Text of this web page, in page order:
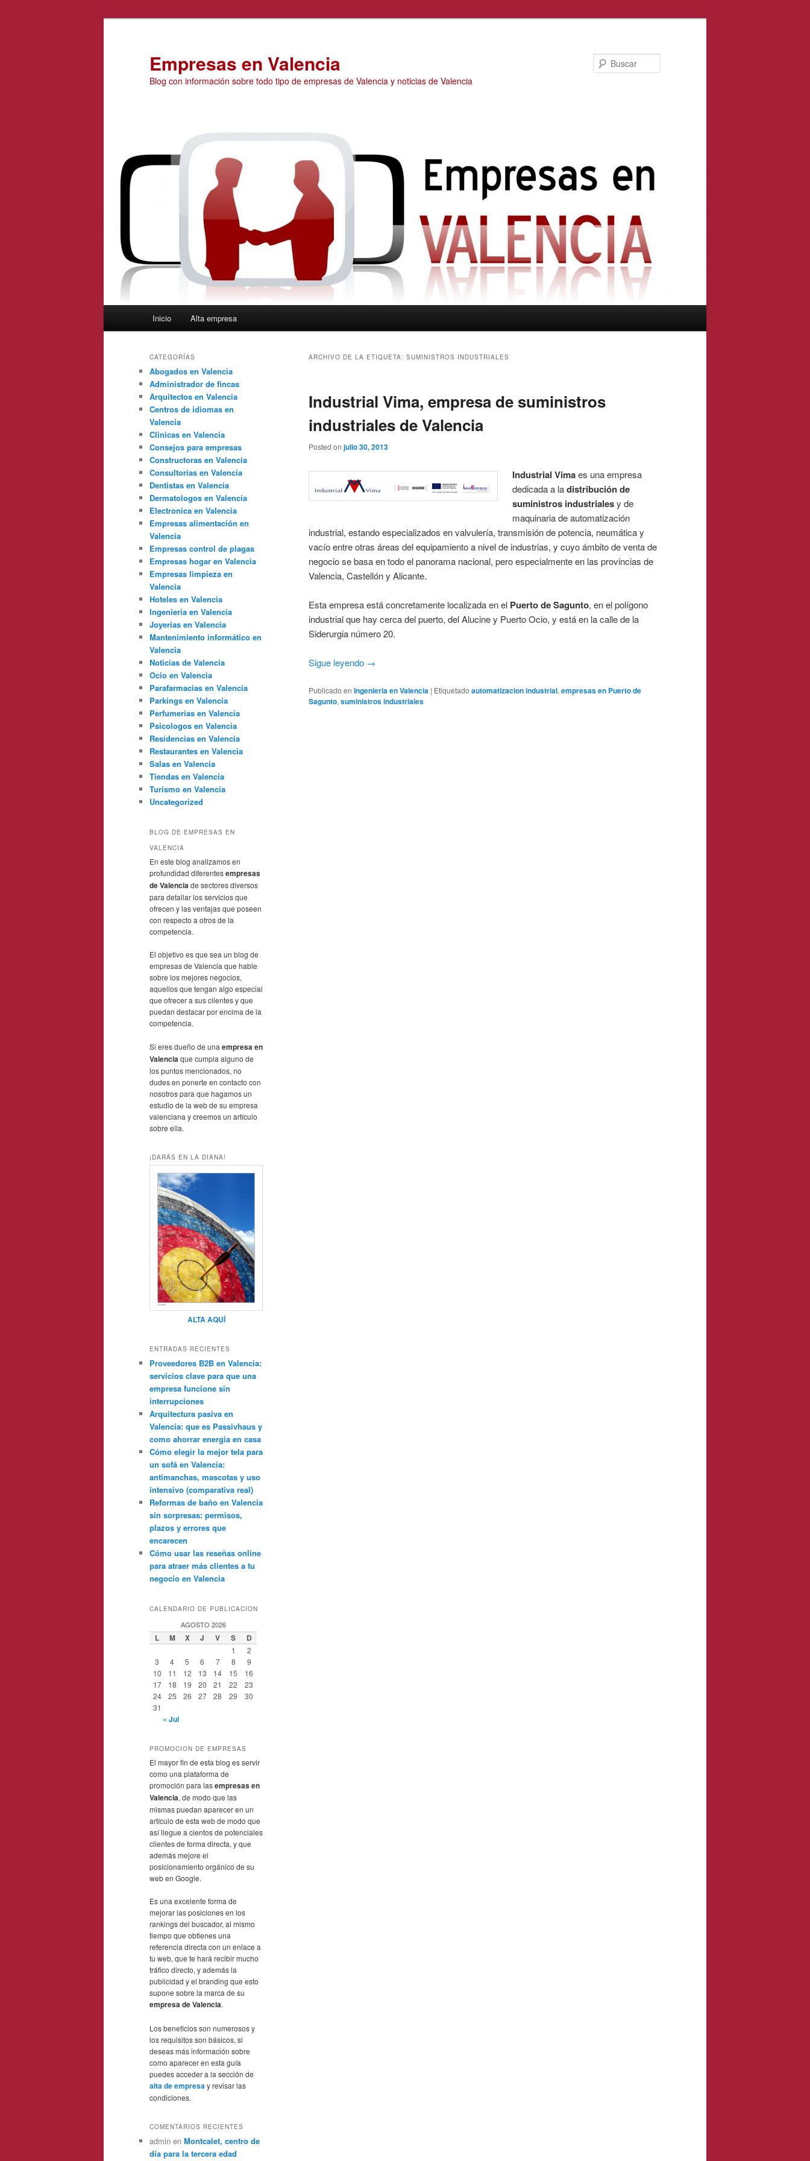
Empresas en Valencia
Blog con información sobre todo tipo de empresas de Valencia y noticias de Valencia
Inicio Alta empresa
ARCHIVO DE LA ETIQUETA: SUMINISTROS INDUSTRIALES
Industrial Vima, empresa de suministros
industriales de Valencia
Posted on julio 30, 2013
Industrial Vimaes una empresa
dedicada a ladistribución de
suministros industrialesy de
maquinaria de automatización
industrial, estando especializados en valvulería, transmisión de potencia, neumática y
vacío entre otras áreas del equipamiento a nivel de industrias, y cuyo ámbito de venta de
negocio se basa en todo el panorama nacional, pero especialmente en las provincias de
Valencia, Castellón y Alicante.
Esta empresa está concretamente localizada en el Puerto de Sagunto, en el polígono
industrial que hay cerca del puerto, del Alucine y Puerto Ocio, y está en la calle de la
Siderurgia número 20.
Sigue leyendo →
Publicado en Ingenieria en Valencia | Etiquetado automatizacion industrial, empresas en Puerto de
Sagunto, suministros industriales
CATEGORÍAS
Abogados en Valencia
Administrador de fincas
Arquitectos en Valencia
Centros de idiomas en
Valencia
Clinicas en Valencia
Consejos para empresas
Constructoras en Valencia
Consultorias en Valencia
Dentistas en Valencia
Dermatologos en Valencia
Electronica en Valencia
Empresas alimentación en
Valencia
Empresas control de plagas
Empresas hogar en Valencia
Empresas limpieza en
Valencia
Hoteles en Valencia
Ingenieria en Valencia
Joyerias en Valencia
Mantenimiento informático en
Valencia
Noticias de Valencia
Ocio en Valencia
Parafarmacias en Valencia
Parkings en Valencia
Perfumerias en Valencia
Psicologos en Valencia
Residencias en Valencia
Restaurantes en Valencia
Salas en Valencia
Tiendas en Valencia
Turismo en Valencia
Uncategorized
BLOG DE EMPRESAS EN
VALENCIA
En este blog analizamos en
profundidad diferentesempresas
de Valenciade sectores diversos
para detallar los servicios que
ofrecen y las ventajas que poseen
con respecto a otros de la
competencia.
El objetivo es que sea un blog de
empresas de Valencia que hable
sobre los mejores negocios,
aquellos que tengan algo especial
que ofrecer a sus clientes y que
puedan destacar por encima de la
competencia.
Si eres dueño de una empresa en
Valenciaque cumpla alguno de
los puntos mencionados, no
dudes en ponerte en contacto con
nosotros para que hagamos un
estudio de la web de su empresa
valenciana y creemos un artículo
sobre ella.
¡DARÁS EN LA DIANA!
ALTA AQUÍ
ENTRADAS RECIENTES
Proveedores B2B en Valencia:
servicios clave para que una
empresa funcione sin
interrupciones
Arquitectura pasiva en
Valencia: que es Passivhaus y
como ahorrar energia en casa
Cómo elegir la mejor tela para
un sofá en Valencia:
antimanchas, mascotas y uso
intensivo (comparativa real)
Reformas de baño en Valencia
sin sorpresas: permisos,
plazos y errores que
encarecen
Cómo usar las reseñas online
para atraer más clientes a tu
negocio en Valencia
CALENDARIO DE PUBLICACION
AGOSTO 2026
L M X J V S D
1
2
3
4 5 6 7 8
9
10
11 12 13 14 15
16
17
18 19 20 21 22
23
24
25 26 27 28 29
30
31
« Jul
PROMOCION DE EMPRESAS
El mayor fin de esta blog es servir
como una plataforma de
promoción para lasempresas en
Valencia, de modo que las
mismas puedan aparecer en un
artículo de esta web de modo que
así llegue a cientos de potenciales
clientes de forma directa, y que
además mejore el
posicionamiento orgánico de su
web en Google.
Es una excelente forma de
mejorar las posiciones en los
rankings del buscador, al mismo
tiempo que obtienes una
referencia directa con un enlace a
tu web, que te hará recibir mucho
tráfico directo, y además la
publicidad y el branding que esto
supone sobre la marca de su
empresa de Valencia.
Los beneficios son numerosos y
los requisitos son básicos, si
deseas más información sobre
como aparecer en esta guía
puedes acceder a la sección de
alta de empresay revisar las
condiciones.
COMENTARIOS RECIENTES
admin en Montcalet, centro de
día para la tercera edad